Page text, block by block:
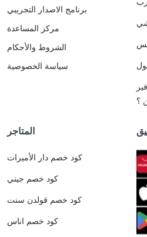
برنامج الاصدار التجريبي
مركز المساعدة
الشروط والأحكام
سياسة الخصوصية
؟
المتاجر
كود خصم دار الأميرات
كود خصم جيني
كود خصم قولدن سنت
كود خصم اناس